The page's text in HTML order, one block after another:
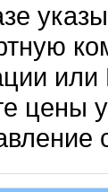
цены